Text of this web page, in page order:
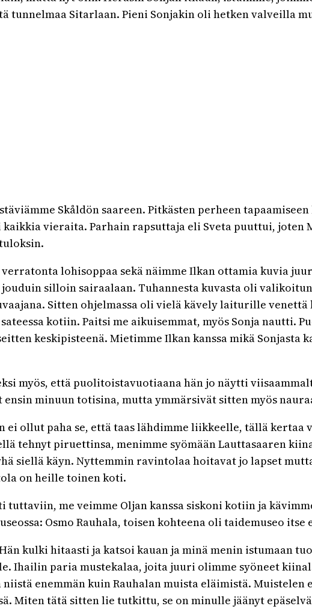
tunnelmaa Sitarlaan. Pieni Sonjakin oli hetken valveilla
Skåldön saareen. Pitkästen perheen
vieraita. Parhain rapsuttaja eli Sveta puuttui, joten
verratonta lohisoppaa sekä näimme Ilkan ottamia kuvia
silloin sairaalaan. Tuhannesta kuvasta oli
Sitten ohjelmassa oli vielä kävely laiturille venettä
kotiin. Paitsi me aikuisemmat, myös Sonja nautti.
keskipisteenä. Mietimme Ilkan kanssa mikä Sonjasta
myös, että puolitoistavuotiaana hän jo näytti
ensin minuun totisina, mutta ymmärsivät sitten myös
ei ollut paha se, että taas lähdimme liikkeelle, tällä
tehnyt piruettinsa, menimme syömään Lauttasaaren
siellä käyn. Nyttemmin ravintolaa hoitavat jo lapset
on heille toinen koti.
me veimme Oljan kanssa siskoni kotiin ja
Osmo Rauhala, toisen kohteena oli taidemuseo itse
kulki hitaasti ja katsoi kauan ja minä menin istumaan
Ihailin paria mustekalaa, joita juuri olimme syöneet
enemmän kuin Rauhalan muista eläimistä. Muistelen
Miten tätä sitten lie tutkittu, se on minulle jäänyt